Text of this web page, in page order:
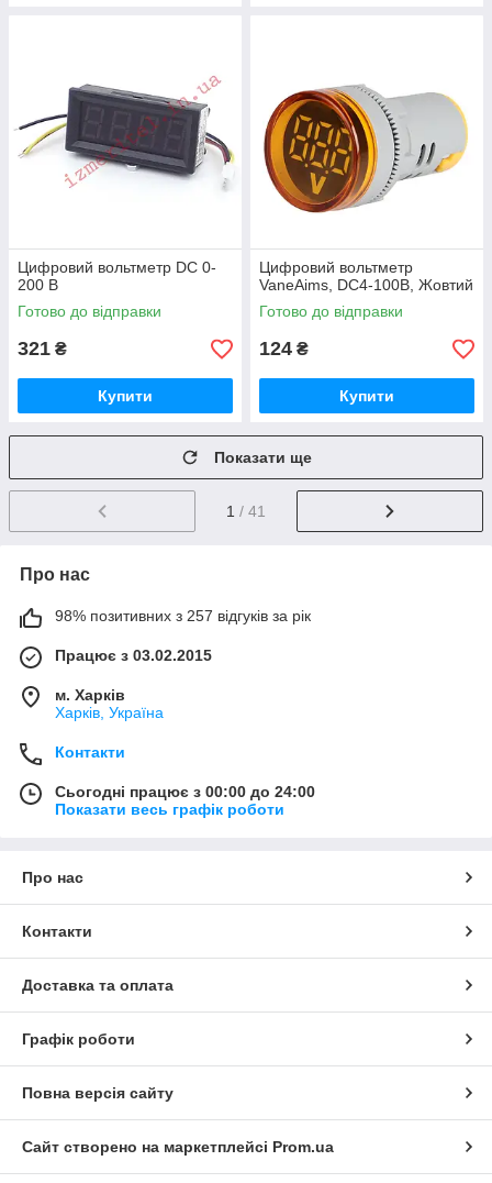
Цифровий вольтметр DC 0-
200 В
Готово до відправки
321 ₴
Купити
Цифровий вольтметр
VaneAims, DC4-100В, Жовтий
Готово до відправки
124 ₴
Купити
Показати ще
1 / 41
Про нас
98% позитивних з 257 відгуків за рік
Працює з 03.02.2015
м. Харків
Харків, Україна
Контакти
Сьогодні працює з 00:00 до 24:00
Показати весь графік роботи
Про нас
Контакти
Доставка та оплата
Графік роботи
Повна версія сайту
Сайт створено на маркетплейсі Prom.ua